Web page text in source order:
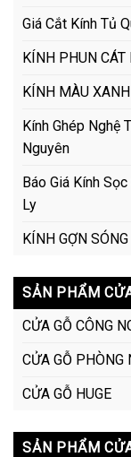
Giá Cắt Kính Tủ
KÍNH PHUN CÁT
KÍNH MÀU
Kính Ghép Nghệ
Nguyên
Báo Giá Kính
Ly
KÍNH GỢN SÓNG
SẢN PHẨM
CỬA GỖ CÔNG
CỬA GỖ PHÒNG
CỬA GỖ HUGE
SẢN PHẨM